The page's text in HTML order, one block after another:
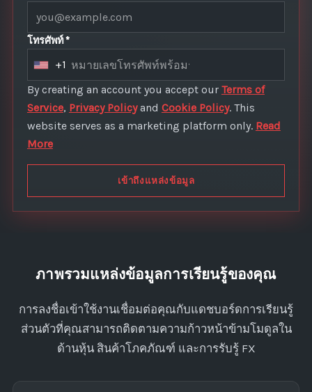
โทรศัพท์ *
U
n
i
t
e
t
a
s
1
+1
By creating an account you accept our Terms of
Service, Privacy Policyand Cookie Policy. This
website serves as a marketing platform only. Read
More
เข้าถึงแหล่งข้อมูล
ภาพรวมแหล่งข้อมูลการเรียนรู้ของคุณ
การลงชื่อเข้าใช้งานเชื่อมต่อคุณกับแดชบอร์ดการเรียนรู้
ส่วนตัวที่คุณสามารถติดตามความก้าวหน้าข้ามโมดูลใน
ด้านหุ้น สินค้าโภคภัณฑ์ และการรับรู้ FX